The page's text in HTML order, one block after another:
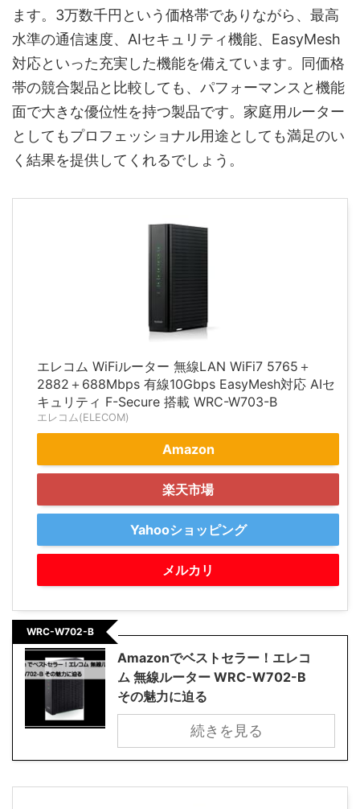
ます。3万数千円という価格帯でありながら、最高
水準の通信速度、AIセキュリティ機能、EasyMesh
対応といった充実した機能を備えています。同価格
帯の競合製品と比較しても、パフォーマンスと機能
面で大きな優位性を持つ製品です。家庭用ルーター
としてもプロフェッショナル用途としても満足のい
く結果を提供してくれるでしょう。
エレコム WiFiルーター 無線LAN WiFi7 5765＋
2882＋688Mbps 有線10Gbps EasyMesh対応 AIセ
キュリティ F-Secure 搭載 WRC-W703-B
エレコム(ELECOM)
Amazon
楽天市場
Yahooショッピング
メルカリ
WRC-W702-B
Amazonでベストセラー！エレコ
ム 無線ルーター WRC-W702-B
その魅力に迫る
続きを見る